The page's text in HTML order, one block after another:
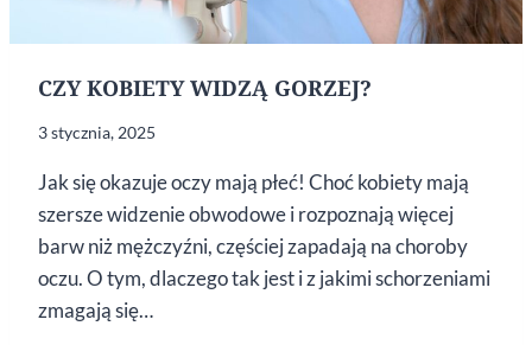
CZY KOBIETY WIDZĄ GORZEJ?
3 stycznia, 2025
Jak się okazuje oczy mają płeć! Choć kobiety mają
szersze widzenie obwodowe i rozpoznają więcej
barw niż mężczyźni, częściej zapadają na choroby
oczu. O tym, dlaczego tak jest i z jakimi schorzeniami
zmagają się…